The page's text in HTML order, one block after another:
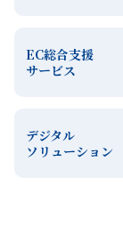
EC総合支援
サービス
デジタル
ソリューション